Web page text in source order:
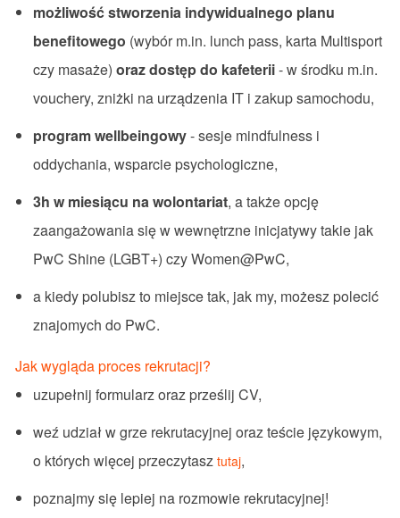
możliwość stworzenia indywidualnego planu
benefitowego (wybór m.in. lunch pass, karta Multisport
czy masaże) oraz dostęp do kafeterii- w środku m.in.
vouchery, zniżki na urządzenia IT i zakup samochodu,
program wellbeingowy- sesje mindfulness i
oddychania, wsparcie psychologiczne,
3h w miesiącu na wolontariat, a także opcję
zaangażowania się w wewnętrzne inicjatywy takie jak
PwC Shine (LGBT+) czy Women@PwC,
a kiedy polubisz to miejsce tak, jak my, możesz polecić
znajomych do PwC.
Jak wygląda proces rekrutacji?
uzupełnij formularz oraz prześlij CV,
weź udział w grze rekrutacyjnej oraz teście językowym,
o których więcej przeczytasztutaj,
poznajmy się lepiej na rozmowie rekrutacyjnej!